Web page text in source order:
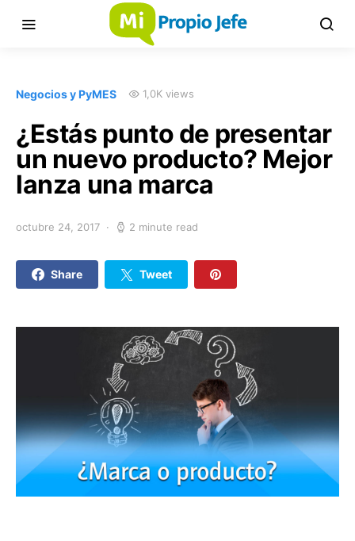
Negocios y PyMES 1,0K views
¿Estás punto de presentar
un nuevo producto? Mejor
lanza una marca
octubre 24, 2017 2 minute read
Share Tweet